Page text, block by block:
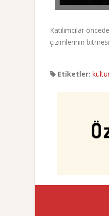
Katılımcılar
çizimlerinin
Etiketler: